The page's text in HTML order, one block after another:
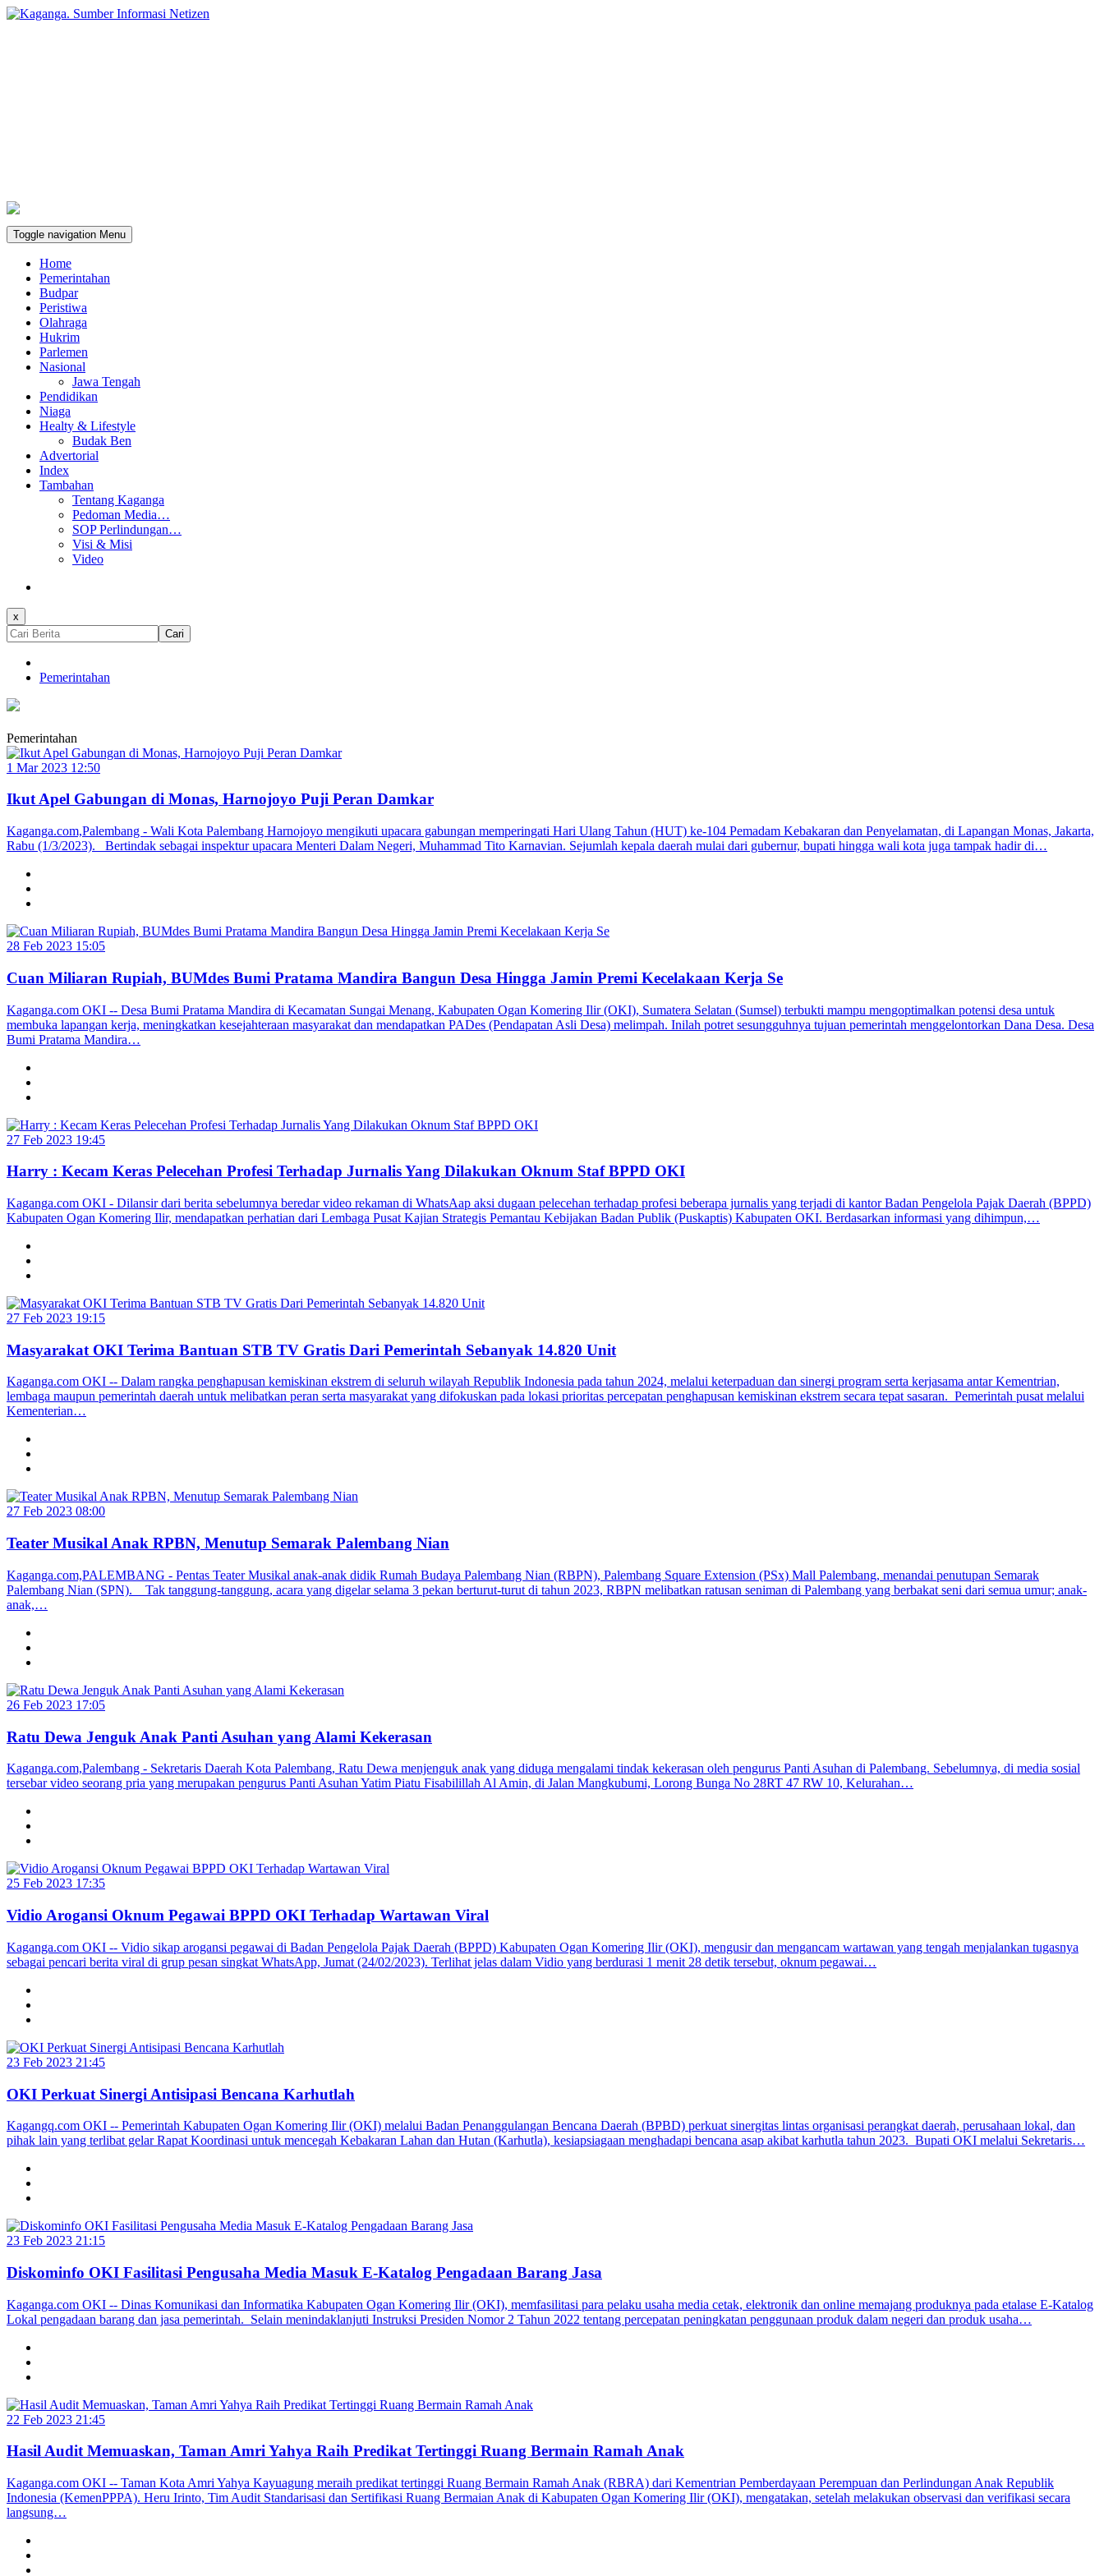
Toggle navigation Menu
Home
Pemerintahan
Budpar
Peristiwa
Olahraga
Hukrim
Parlemen
Nasional
Jawa Tengah
Pendidikan
Niaga
Healty & Lifestyle
Budak Ben
Advertorial
Index
Tambahan
Tentang Kaganga
Pedoman Media…
SOP Perlindungan…
Visi & Misi
Video
x
Cari
Pemerintahan
Pemerintahan
1 Mar 2023 12:50
Ikut Apel Gabungan di Monas, Harnojoyo Puji Peran Damkar
Kaganga.com,Palembang - Wali Kota Palembang Harnojoyo mengikuti upacara gabungan memperingati Hari Ulang Tahun (HUT) ke-104 Pemadam Kebakaran dan Penyelamatan, di Lapangan Monas, Jakarta,
Rabu (1/3/2023). Bertindak sebagai inspektur upacara Menteri Dalam Negeri, Muhammad Tito Karnavian. Sejumlah kepala daerah mulai dari gubernur, bupati hingga wali kota juga tampak hadir di…
28 Feb 2023 15:05
Cuan Miliaran Rupiah, BUMdes Bumi Pratama Mandira Bangun Desa Hingga Jamin Premi Kecelakaan Kerja Se
Kaganga.com OKI -- Desa Bumi Pratama Mandira di Kecamatan Sungai Menang, Kabupaten Ogan Komering Ilir (OKI), Sumatera Selatan (Sumsel) terbukti mampu mengoptimalkan potensi desa untuk
membuka lapangan kerja, meningkatkan kesejahteraan masyarakat dan mendapatkan PADes (Pendapatan Asli Desa) melimpah. Inilah potret sesungguhnya tujuan pemerintah menggelontorkan Dana Desa. Desa
Bumi Pratama Mandira…
27 Feb 2023 19:45
Harry : Kecam Keras Pelecehan Profesi Terhadap Jurnalis Yang Dilakukan Oknum Staf BPPD OKI
Kaganga.com OKI - Dilansir dari berita sebelumnya beredar video rekaman di WhatsAap aksi dugaan pelecehan terhadap profesi beberapa jurnalis yang terjadi di kantor Badan Pengelola Pajak Daerah (BPPD)
Kabupaten Ogan Komering Ilir, mendapatkan perhatian dari Lembaga Pusat Kajian Strategis Pemantau Kebijakan Badan Publik (Puskaptis) Kabupaten OKI. Berdasarkan informasi yang dihimpun,…
27 Feb 2023 19:15
Masyarakat OKI Terima Bantuan STB TV Gratis Dari Pemerintah Sebanyak 14.820 Unit
Kaganga.com OKI -- Dalam rangka penghapusan kemiskinan ekstrem di seluruh wilayah Republik Indonesia pada tahun 2024, melalui keterpaduan dan sinergi program serta kerjasama antar Kementrian,
lembaga maupun pemerintah daerah untuk melibatkan peran serta masyarakat yang difokuskan pada lokasi prioritas percepatan penghapusan kemiskinan ekstrem secara tepat sasaran. Pemerintah pusat melalui
Kementerian…
27 Feb 2023 08:00
Teater Musikal Anak RPBN, Menutup Semarak Palembang Nian
Kaganga.com,PALEMBANG - Pentas Teater Musikal anak-anak didik Rumah Budaya Palembang Nian (RBPN), Palembang Square Extension (PSx) Mall Palembang, menandai penutupan Semarak
Palembang Nian (SPN). Tak tanggung-tanggung, acara yang digelar selama 3 pekan berturut-turut di tahun 2023, RBPN melibatkan ratusan seniman di Palembang yang berbakat seni dari semua umur; anak-
anak,…
26 Feb 2023 17:05
Ratu Dewa Jenguk Anak Panti Asuhan yang Alami Kekerasan
Kaganga.com,Palembang - Sekretaris Daerah Kota Palembang, Ratu Dewa menjenguk anak yang diduga mengalami tindak kekerasan oleh pengurus Panti Asuhan di Palembang. Sebelumnya, di media sosial
tersebar video seorang pria yang merupakan pengurus Panti Asuhan Yatim Piatu Fisabilillah Al Amin, di Jalan Mangkubumi, Lorong Bunga No 28RT 47 RW 10, Kelurahan…
25 Feb 2023 17:35
Vidio Arogansi Oknum Pegawai BPPD OKI Terhadap Wartawan Viral
Kaganga.com OKI -- Vidio sikap arogansi pegawai di Badan Pengelola Pajak Daerah (BPPD) Kabupaten Ogan Komering Ilir (OKI), mengusir dan mengancam wartawan yang tengah menjalankan tugasnya
sebagai pencari berita viral di grup pesan singkat WhatsApp, Jumat (24/02/2023). Terlihat jelas dalam Vidio yang berdurasi 1 menit 28 detik tersebut, oknum pegawai…
23 Feb 2023 21:45
OKI Perkuat Sinergi Antisipasi Bencana Karhutlah
Kagangq.com OKI -- Pemerintah Kabupaten Ogan Komering Ilir (OKI) melalui Badan Penanggulangan Bencana Daerah (BPBD) perkuat sinergitas lintas organisasi perangkat daerah, perusahaan lokal, dan
pihak lain yang terlibat gelar Rapat Koordinasi untuk mencegah Kebakaran Lahan dan Hutan (Karhutla), kesiapsiagaan menghadapi bencana asap akibat karhutla tahun 2023. Bupati OKI melalui Sekretaris…
23 Feb 2023 21:15
Diskominfo OKI Fasilitasi Pengusaha Media Masuk E-Katalog Pengadaan Barang Jasa
Kaganga.com OKI -- Dinas Komunikasi dan Informatika Kabupaten Ogan Komering Ilir (OKI), memfasilitasi para pelaku usaha media cetak, elektronik dan online memajang produknya pada etalase E-Katalog
Lokal pengadaan barang dan jasa pemerintah. Selain menindaklanjuti Instruksi Presiden Nomor 2 Tahun 2022 tentang percepatan peningkatan penggunaan produk dalam negeri dan produk usaha…
22 Feb 2023 21:45
Hasil Audit Memuaskan, Taman Amri Yahya Raih Predikat Tertinggi Ruang Bermain Ramah Anak
Kaganga.com OKI -- Taman Kota Amri Yahya Kayuagung meraih predikat tertinggi Ruang Bermain Ramah Anak (RBRA) dari Kementrian Pemberdayaan Perempuan dan Perlindungan Anak Republik
Indonesia (KemenPPPA). Heru Irinto, Tim Audit Standarisasi dan Sertifikasi Ruang Bermaian Anak di Kabupaten Ogan Komering Ilir (OKI), mengatakan, setelah melakukan observasi dan verifikasi secara
langsung…